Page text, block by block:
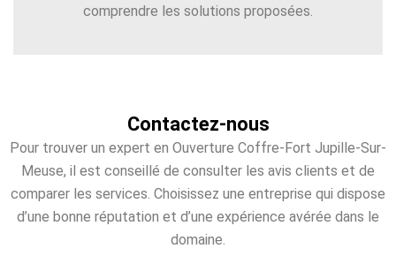
comprendre les solutions proposées.
Contactez-nous
Pour trouver un expert en Ouverture Coffre-Fort Jupille-Sur-
Meuse, il est conseillé de consulter les avis clients et de
comparer les services. Choisissez une entreprise qui dispose
d’une bonne réputation et d’une expérience avérée dans le
domaine.